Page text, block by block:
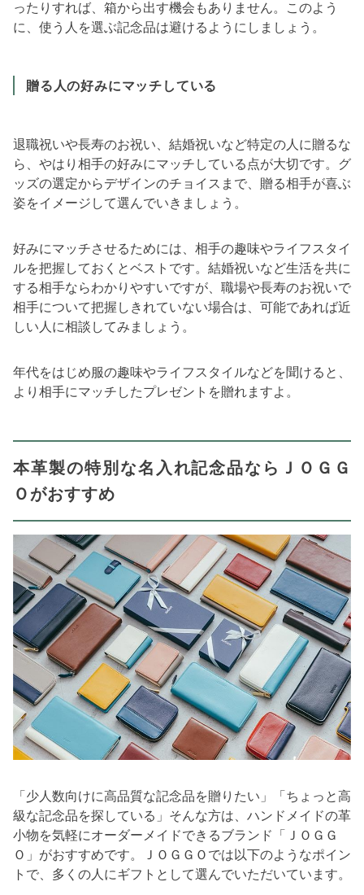
ったりすれば、箱から出す機会もありません。このよう
に、使う人を選ぶ記念品は避けるようにしましょう。
贈る人の好みにマッチしている
退職祝いや長寿のお祝い、結婚祝いなど特定の人に贈るな
ら、やはり相手の好みにマッチしている点が大切です。グ
ッズの選定からデザインのチョイスまで、贈る相手が喜ぶ
姿をイメージして選んでいきましょう。
好みにマッチさせるためには、相手の趣味やライフスタイ
ルを把握しておくとベストです。結婚祝いなど生活を共に
する相手ならわかりやすいですが、職場や長寿のお祝いで
相手について把握しきれていない場合は、可能であれば近
しい人に相談してみましょう。
年代をはじめ服の趣味やライフスタイルなどを聞けると、
より相手にマッチしたプレゼントを贈れますよ。
本革製の特別な名入れ記念品ならＪＯＧＧ
Ｏがおすすめ
「少人数向けに高品質な記念品を贈りたい」「ちょっと高
級な記念品を探している」そんな方は、ハンドメイドの革
小物を気軽にオーダーメイドできるブランド「ＪＯＧＧ
Ｏ」がおすすめです。ＪＯＧＧＯでは以下のようなポイン
トで、多くの人にギフトとして選んでいただいています。